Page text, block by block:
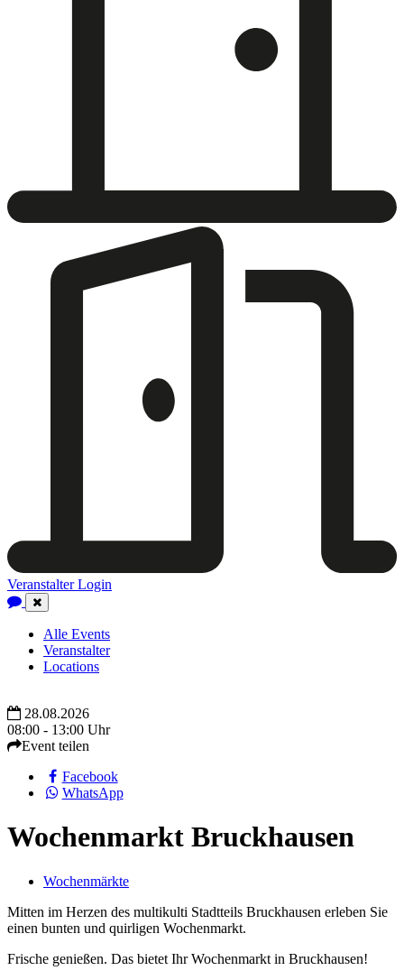
Veranstalter Login
Close
Navigation
Alle Events
Veranstalter
Locations
28.08.2026
08:00 - 13:00 Uhr
Event teilen
Facebook
WhatsApp
Wochenmarkt Bruckhausen
Wochenmärkte
Mitten im Herzen des multikulti Stadtteils Bruckhausen erleben Sie
einen bunten und quirligen Wochenmarkt.
Frische genießen. Das bietet Ihr Wochenmarkt in Bruckhausen!